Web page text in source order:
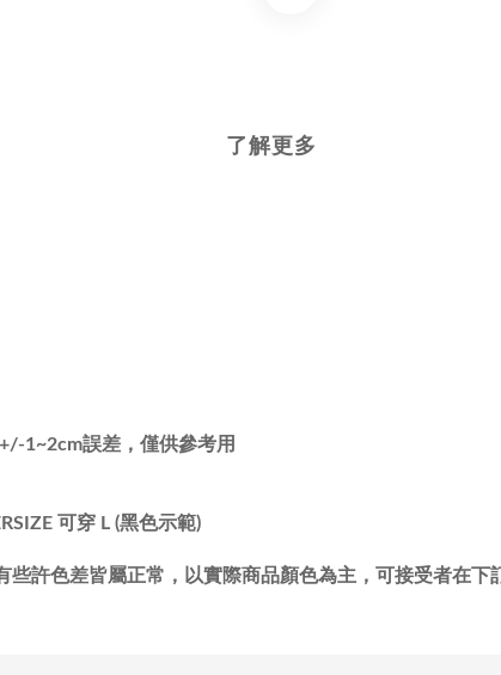
了解更多
1~2cm誤差，僅供參考用
可穿 L (黑色示範)
許色差皆屬正常，以實際商品顏色為主，可接受者在下訂